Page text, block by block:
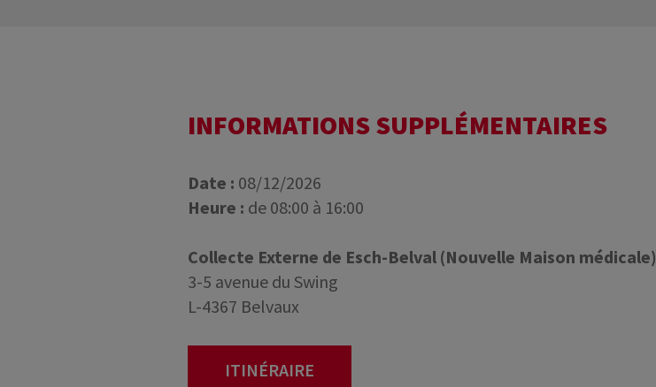
INFORMATIONS SUPPLÉMENTAIRES
Date : 08/12/2026
Heure : de 08:00 à 16:00
Collecte Externe de Esch-Belval (Nouvelle Maison médicale)
3-5 avenue du Swing
L-4367 Belvaux
ITINÉRAIRE